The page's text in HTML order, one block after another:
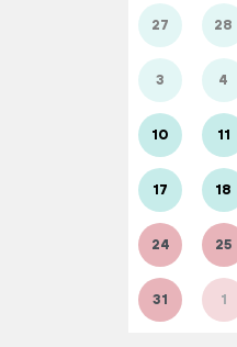
27 28
3 4
10 11
17 18
24 25
31 1